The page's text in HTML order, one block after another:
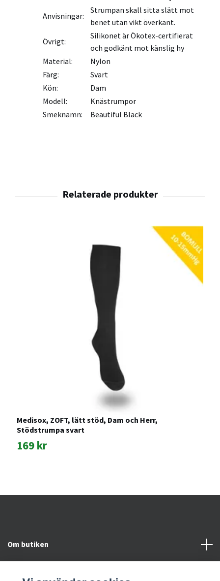
Anvisningar:
Strumpan skall sitta slätt mot
benet utan vikt överkant.
Övrigt:
Silikonet är Ökotex-certifierat
och godkänt mot känslig hy
Material:
Nylon
Färg:
Svart
Kön:
Dam
Modell:
Knästrumpor
Smeknamn:
Beautiful Black
Medisox, ZOFT, lätt stöd, Dam och Herr,
Stödstrumpa svart
169 kr
Om butiken